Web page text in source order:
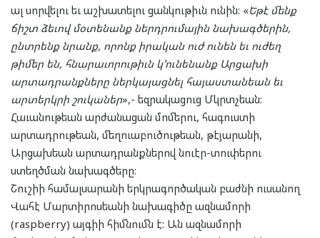
ալ սորվելու եւ աշխատելու ցանկութիւն ունին: «Եթէ մենք
ճիշտ ձեւով մօտենանք ներդրումային նախագծերին,
ընտրենք նրանք, որոնք իրական ուժ ունեն եւ ուժեղ
թիմեր են, հնարաւորութիւն կ՚ունենանք Արցախի
արտադրանքները ներկայացնել հայաստանեան եւ
արտերկրի շուկաներ»,- եզրակացուց Մկրտչեան:
Հաւանութեան արժանացան մոմերու, հագուստի
արտադրութեան, մեղուաբուծութեան, թէյարանի,
Արցախեան արտադրանքներով նուէր-տուփերու
ստեղծման նախագծերը:
Շուշիի համալսարանի երկրագործական բաժնի ուսանող
Վահէ Մարտիրոսեանի նախագիծը ազնամորի
(raspberry) այգիի հիմնումն է: Ան ազնամորի